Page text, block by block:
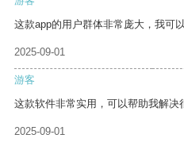
这款app的用户群体非常庞大，我可
2025-09-01
游客
这款软件非常实用，可以帮助我解决
2025-09-01